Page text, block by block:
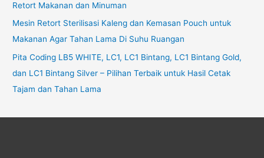
Retort Makanan dan Minuman
Mesin Retort Sterilisasi Kaleng dan Kemasan Pouch untuk
Makanan Agar Tahan Lama Di Suhu Ruangan
Pita Coding LB5 WHITE, LC1, LC1 Bintang, LC1 Bintang Gold,
dan LC1 Bintang Silver – Pilihan Terbaik untuk Hasil Cetak
Tajam dan Tahan Lama